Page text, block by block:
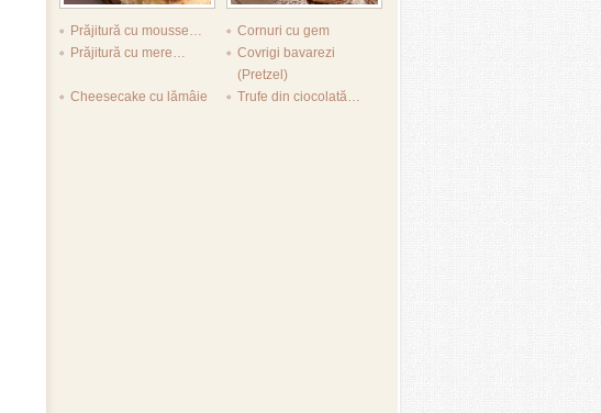
Prăjitură cu mousse…
Cornuri cu gem
Prăjitură cu mere…
Covrigi bavarezi
(Pretzel)
Cheesecake cu lămâie
Trufe din ciocolată…